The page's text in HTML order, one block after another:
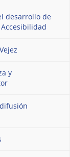
desarrollo de
y